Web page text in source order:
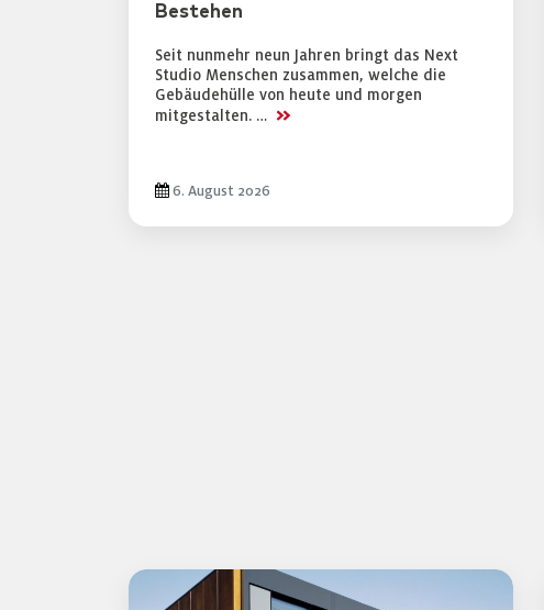
Bestehen
Seit nunmehr neun Jahren bringt das Next
Studio Menschen zusammen, welche die
Gebäudehülle von heute und morgen
mitgestalten. … >>
6. August 2026